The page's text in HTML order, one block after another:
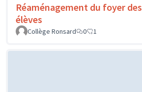
Réaménagement du foyer des
élèves
Collège Ronsard
0 1